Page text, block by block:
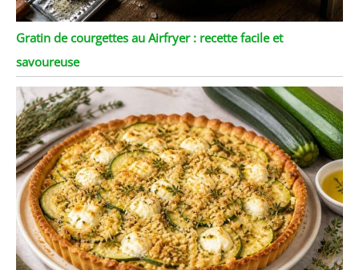
Gratin de courgettes au Airfryer : recette facile et
savoureuse